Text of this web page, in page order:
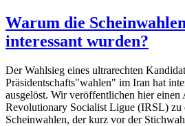
Warum die
interessant wurden?
Der Wahlsieg eines ultrarechten
Präsidentschafts"wahlen" im Iran hat
ausgelöst. Wir veröffentlichen hier einen
Revolutionary Socialist Ligue (IRSL) zu
Scheinwahlen, der kurz vor der